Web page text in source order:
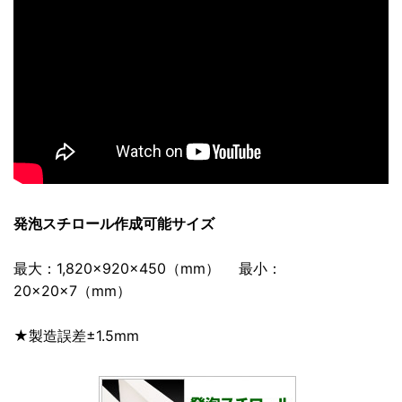
発泡スチロール作成可能サイズ
最大：1,820×920×450（mm） 最小：
20×20×7（mm）
★製造誤差±1.5mm